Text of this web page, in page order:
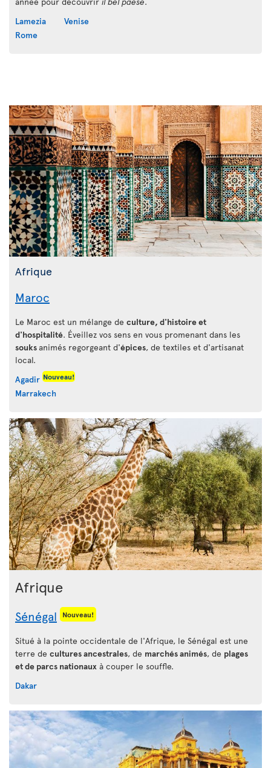
Lamezia
Rome
Venise
Afrique
Maroc
Le Maroc est un mélange de culture, d'histoire et
d'hospitalité. Éveillez vos sens en vous promenant dans les
souksanimés regorgeant d'épices, de textiles et d'artisanat
local.
Agadir Nouveau!
Marrakech
Afrique
Sénégal Nouveau!
Situé à la pointe occidentale de l'Afrique, le Sénégal est une
terre de cultures ancestrales, de marchés animés, de plages
et de parcs nationaux à couper le souffle.
Dakar